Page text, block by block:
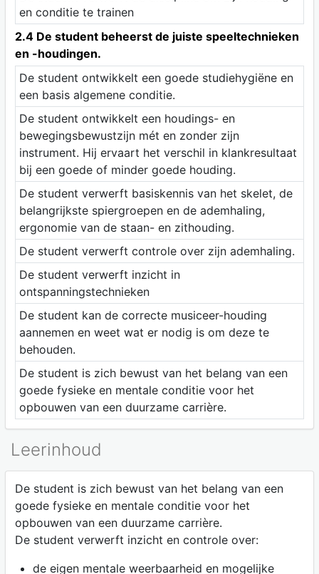
en conditie te trainen
2.4 De student beheerst de juiste speeltechnieken
en -houdingen.
De student ontwikkelt een goede studiehygiëne en
een basis algemene conditie.
De student ontwikkelt een houdings- en
bewegingsbewustzijn mét en zonder zijn
instrument. Hij ervaart het verschil in klankresultaat
bij een goede of minder goede houding.
De student verwerft basiskennis van het skelet, de
belangrijkste spiergroepen en de ademhaling,
ergonomie van de staan- en zithouding.
De student verwerft controle over zijn ademhaling.
De student verwerft inzicht in
ontspanningstechnieken
De student kan de correcte musiceer-houding
aannemen en weet wat er nodig is om deze te
behouden.
De student is zich bewust van het belang van een
goede fysieke en mentale conditie voor het
opbouwen van een duurzame carrière.
Leerinhoud
De student is zich bewust van het belang van een
goede fysieke en mentale conditie voor het
opbouwen van een duurzame carrière.
De student verwerft inzicht en controle over:
de eigen mentale weerbaarheid en mogelijke